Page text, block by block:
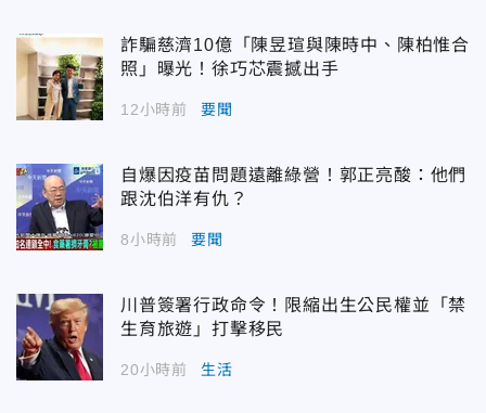
詐騙慈濟10億「陳昱瑄與陳時中、陳柏惟合
照」曝光！徐巧芯震撼出手
12小時前 要聞
自爆因疫苗問題遠離綠營！郭正亮酸：他們
跟沈伯洋有仇？
8小時前 要聞
川普簽署行政命令！限縮出生公民權並「禁
生育旅遊」打擊移民
20小時前 生活